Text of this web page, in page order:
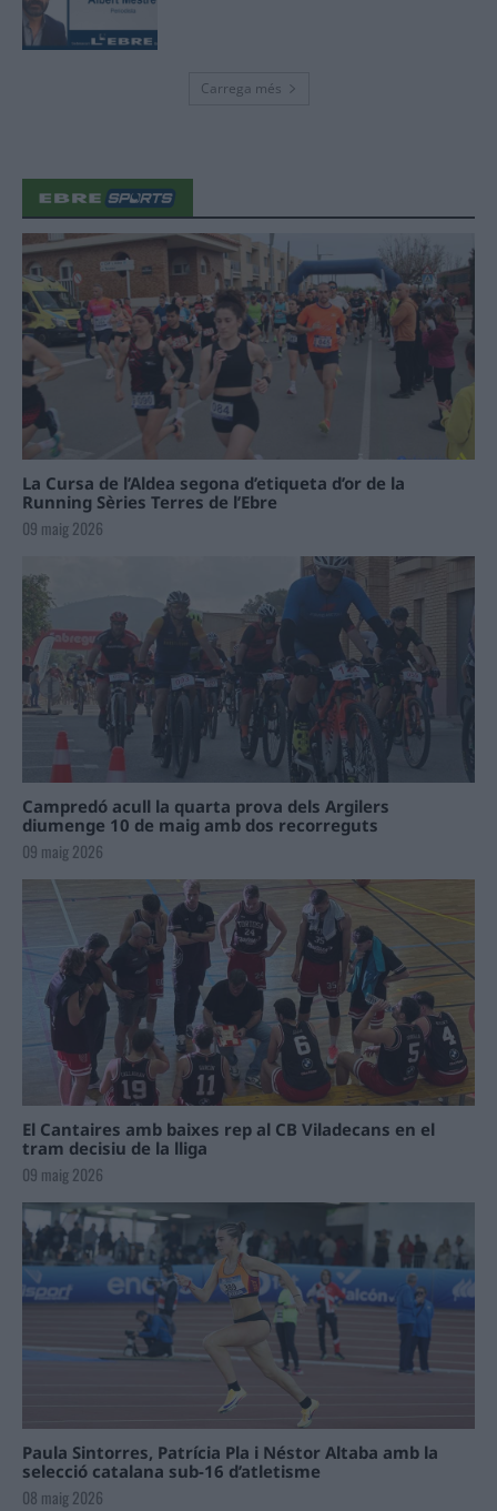
Carrega més
La Cursa de l’Aldea segona d’etiqueta d’or de la
Running Sèries Terres de l’Ebre
09 maig 2026
Campredó acull la quarta prova dels Argilers
diumenge 10 de maig amb dos recorreguts
09 maig 2026
El Cantaires amb baixes rep al CB Viladecans en el
tram decisiu de la lliga
09 maig 2026
Paula Sintorres, Patrícia Pla i Néstor Altaba amb la
selecció catalana sub-16 d’atletisme
08 maig 2026